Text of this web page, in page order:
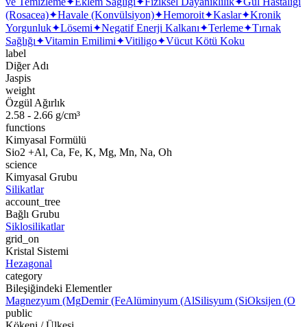
(Rosacea)✦Havale (Konvülsiyon)✦Hemoroit✦Kaslar✦Kronik
Yorgunluk✦Lösemi✦Negatif Enerji Kalkanı✦Terleme✦Tırnak
Sağlığı✦Vitamin Emilimi✦Vitiligo✦Vücut Kötü Koku
label
Diğer Adı
Jaspis
weight
Özgül Ağırlık
2.58 - 2.66 g/cm³
functions
Kimyasal Formülü
Sio2 +Al, Ca, Fe, K, Mg, Mn, Na, Oh
science
Kimyasal Grubu
Silikatlar
account_tree
Bağlı Grubu
Siklosilikatlar
grid_on
Kristal Sistemi
Hezagonal
category
Bileşiğindeki Elementler
Magnezyum (MgDemir (FeAlüminyum (AlSilisyum (SiOksijen (O
public